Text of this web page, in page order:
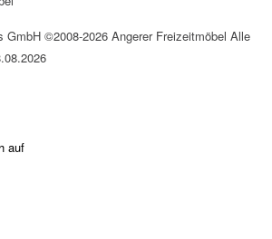
GmbH ©2008-2026 Angerer Freizeitmöbel Alle
auf